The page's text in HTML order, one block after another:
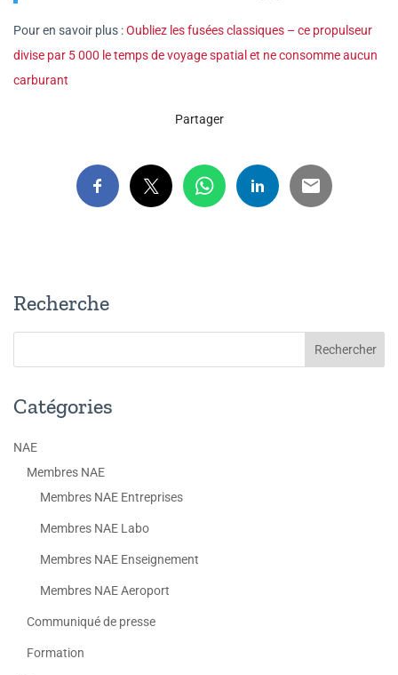
Pour en savoir plus :Oubliez les fusées classiques – ce propulseur
divise par 5 000 le temps de voyage spatial et ne consomme aucun
carburant
Partager
Recherche
Catégories
NAE
Membres NAE
Membres NAE Entreprises
Membres NAE Labo
Membres NAE Enseignement
Membres NAE Aeroport
Communiqué de presse
Formation